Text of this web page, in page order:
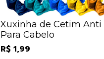
Xuxinha de Cetim Anti
Para Cabelo
R$ 1,99